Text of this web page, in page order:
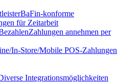
BaFin-konforme
für Zeitarbeit
Zahlungen annehmen per
In-Store/Mobile POS-Zahlungen
Integrationsmöglichkeiten